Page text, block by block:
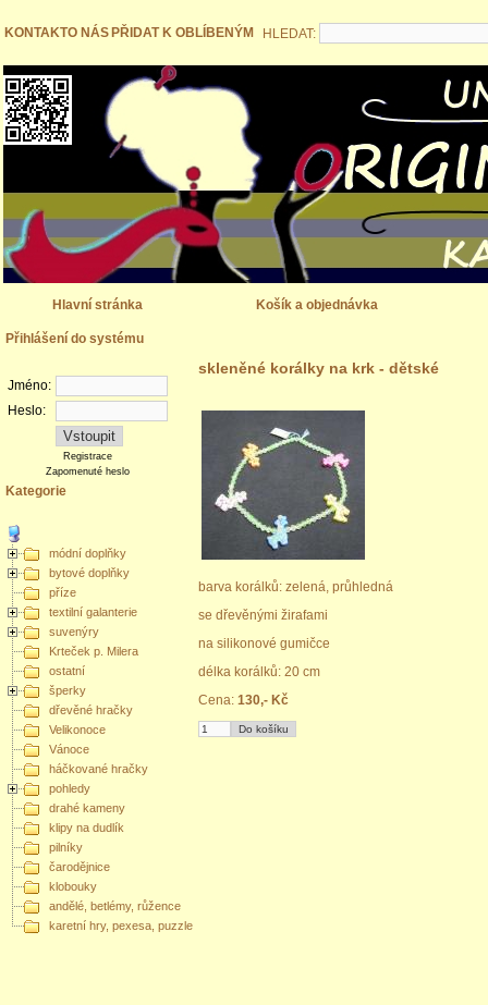
KONTAKTO NÁS PŘIDAT K OBLÍBENÝM HLEDAT:
Hlavní stránka Košík a objednávka
Přihlášení do systému
Jméno:
Heslo:
Registrace
Zapomenuté heslo
Kategorie
módní doplňky
bytové doplňky
příze
textilní galanterie
suvenýry
Krteček p. Milera
ostatní
šperky
dřevěné hračky
Velikonoce
Vánoce
háčkované hračky
pohledy
drahé kameny
klipy na dudlík
pilníky
čarodějnice
klobouky
andělé, betlémy, růžence
karetní hry, pexesa, puzzle
skleněné korálky na krk - dětské
barva korálků: zelená, průhledná
se dřevěnými žirafami
na silikonové gumičce
délka korálků: 20 cm
Cena: 130,- Kč